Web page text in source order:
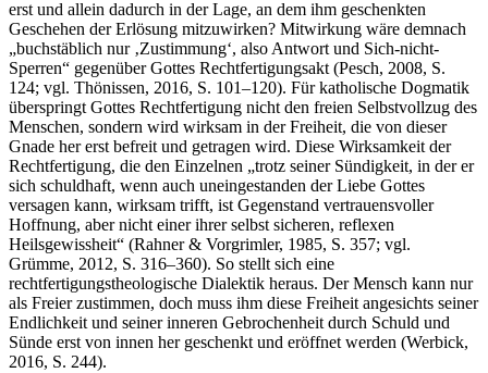
erst und allein dadurch in der Lage, an dem ihm geschenkten
Geschehen der Erlösung mit­zuwirken? Mitwirkung wäre demnach
„buchstäblich nur ‚Zustimmung‘, also Antwort und Sich-nicht-
Sperren“ gegenüber Gottes Rechtfertigungsakt (Pesch, 2008, S.
124; vgl. Thönissen, 2016, S. 101–120). Für katholische Dogmatik
überspringt Gottes Rechtfertigung nicht den freien Selbstvollzug des
Menschen, sondern wird wirksam in der Freiheit, die von dieser
Gnade her erst befreit und getragen wird. Diese Wirksamkeit der
Rechtfertigung, die den Einzelnen „trotz seiner Sündigkeit, in der er
sich schuldhaft, wenn auch uneingestanden der Liebe Gottes
versagen kann, wirksam trifft, ist Gegenstand vertrauensvoller
Hoffnung, aber nicht einer ihrer selbst sicheren, reflexen
Heilsgewissheit“ (Rahner & Vorgrimler, 1985, S. 357; vgl.
Grümme, 2012, S. 316–360). So stellt sich eine
rechtfertigungstheologische Dialektik heraus. Der Mensch kann nur
als Freier zustimmen, doch muss ihm diese Freiheit angesichts seiner
Endlichkeit und seiner inneren Gebrochenheit durch Schuld und
Sünde erst von innen her geschenkt und eröffnet werden (Werbick,
2016, S. 244).